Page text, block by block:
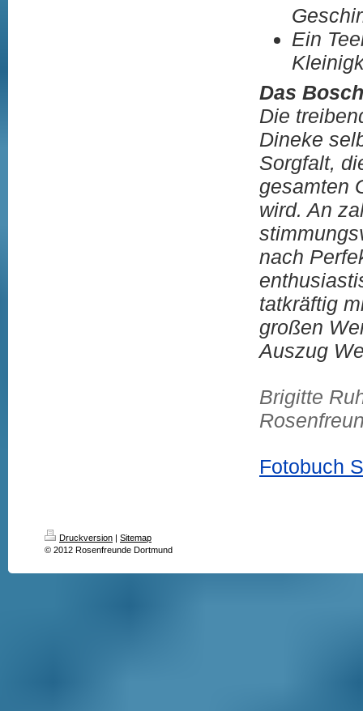
Ein
Das
Die
Dineke
Sorgfalt,
gesamten
wird. An
nach
tatkräftig
großen
Auszug
Brigitte
Fotobuch
Druckversion
Sitemap
© 2012 Rosenfreunde Dortmund